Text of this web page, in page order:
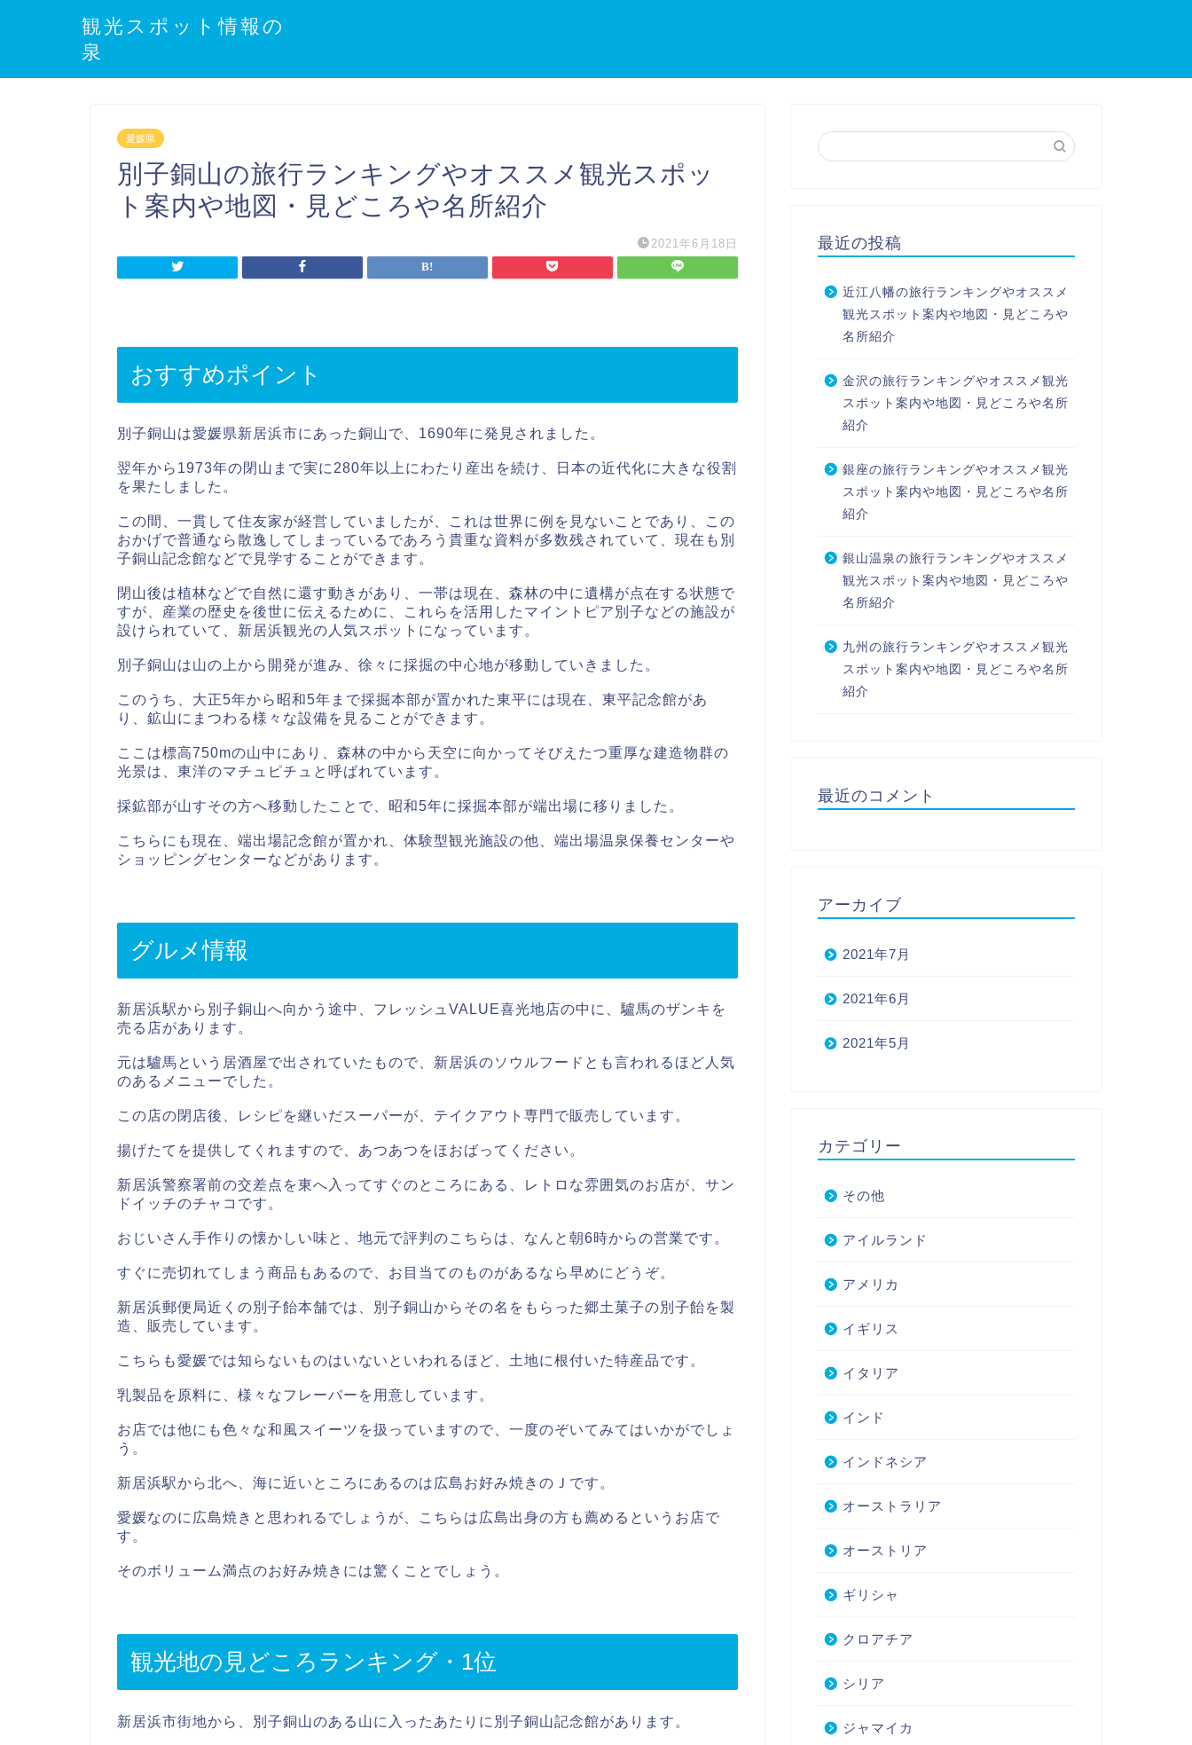
観光スポット情報の
泉
愛媛県
別子銅山の旅行ランキングやオススメ観光スポッ
ト案内や地図・見どころや名所紹介
2021年6月18日
おすすめポイント
別子銅山は愛媛県新居浜市にあった銅山で、1690年に発見されました。
翌年から1973年の閉山まで実に280年以上にわたり産出を続け、日本の近代化に大きな役割
を果たしました。
この間、一貫して住友家が経営していましたが、これは世界に例を見ないことであり、この
おかげで普通なら散逸してしまっているであろう貴重な資料が多数残されていて、現在も別
子銅山記念館などで見学することができます。
閉山後は植林などで自然に還す動きがあり、一帯は現在、森林の中に遺構が点在する状態で
すが、産業の歴史を後世に伝えるために、これらを活用したマイントピア別子などの施設が
設けられていて、新居浜観光の人気スポットになっています。
別子銅山は山の上から開発が進み、徐々に採掘の中心地が移動していきました。
このうち、大正5年から昭和5年まで採掘本部が置かれた東平には現在、東平記念館があ
り、鉱山にまつわる様々な設備を見ることができます。
ここは標高750mの山中にあり、森林の中から天空に向かってそびえたつ重厚な建造物群の
光景は、東洋のマチュピチュと呼ばれています。
採鉱部が山すその方へ移動したことで、昭和5年に採掘本部が端出場に移りました。
こちらにも現在、端出場記念館が置かれ、体験型観光施設の他、端出場温泉保養センターや
ショッピングセンターなどがあります。
グルメ情報
新居浜駅から別子銅山へ向かう途中、フレッシュVALUE喜光地店の中に、驢馬のザンキを
売る店があります。
元は驢馬という居酒屋で出されていたもので、新居浜のソウルフードとも言われるほど人気
のあるメニューでした。
この店の閉店後、レシピを継いだスーパーが、テイクアウト専門で販売しています。
揚げたてを提供してくれますので、あつあつをほおばってください。
新居浜警察署前の交差点を東へ入ってすぐのところにある、レトロな雰囲気のお店が、サン
ドイッチのチャコです。
おじいさん手作りの懐かしい味と、地元で評判のこちらは、なんと朝6時からの営業です。
すぐに売切れてしまう商品もあるので、お目当てのものがあるなら早めにどうぞ。
新居浜郵便局近くの別子飴本舗では、別子銅山からその名をもらった郷土菓子の別子飴を製
造、販売しています。
こちらも愛媛では知らないものはいないといわれるほど、土地に根付いた特産品です。
乳製品を原料に、様々なフレーバーを用意しています。
お店では他にも色々な和風スイーツを扱っていますので、一度のぞいてみてはいかがでしょ
う。
新居浜駅から北へ、海に近いところにあるのは広島お好み焼きのＪです。
愛媛なのに広島焼きと思われるでしょうが、こちらは広島出身の方も薦めるというお店で
す。
そのボリューム満点のお好み焼きには驚くことでしょう。
観光地の見どころランキング・1位
新居浜市街地から、別子銅山のある山に入ったあたりに別子銅山記念館があります。
最近の投稿
近江八幡の旅行ランキングやオススメ
観光スポット案内や地図・見どころや
名所紹介
金沢の旅行ランキングやオススメ観光
スポット案内や地図・見どころや名所
紹介
銀座の旅行ランキングやオススメ観光
スポット案内や地図・見どころや名所
紹介
銀山温泉の旅行ランキングやオススメ
観光スポット案内や地図・見どころや
名所紹介
九州の旅行ランキングやオススメ観光
スポット案内や地図・見どころや名所
紹介
最近のコメント
アーカイブ
2021年7月
2021年6月
2021年5月
カテゴリー
その他
アイルランド
アメリカ
イギリス
イタリア
インド
インドネシア
オーストラリア
オーストリア
ギリシャ
クロアチア
シリア
ジャマイカ